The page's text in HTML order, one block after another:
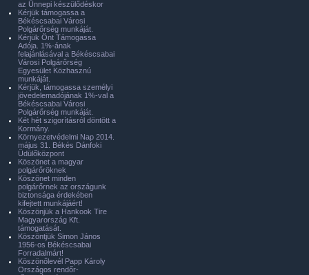
az Ünnepi készülődéskor
Kérjük támogassa a
Békéscsabai Városi
Polgárőrség munkáját.
Kérjük Önt Támogassa
Adója. 1%-ának
felajánlásával a Békéscsabai
Városi Polgárőrség
Egyesület Közhasznú
munkáját.
Kérjük, támogassa személyi
jövedelemadójának 1%-val a
Békéscsabai Városi
Polgárőrség munkáját.
Két hét szigorításról döntött a
Kormány.
Környezetvédelmi Nap 2014.
május 31. Békés Dánfoki
Üdülőközpont
Köszönet a magyar
polgárőröknek
Köszönet minden
polgárőrnek az országunk
biztonsága érdekében
kifejtett munkájáért!
Köszönjük a Hankook Tire
Magyarország Kft.
támogatását.
Köszöntjük Simon János
1956-os Békéscsabai
Forradalmárt!
Köszönőlevél Papp Károly
Országos rendőr-